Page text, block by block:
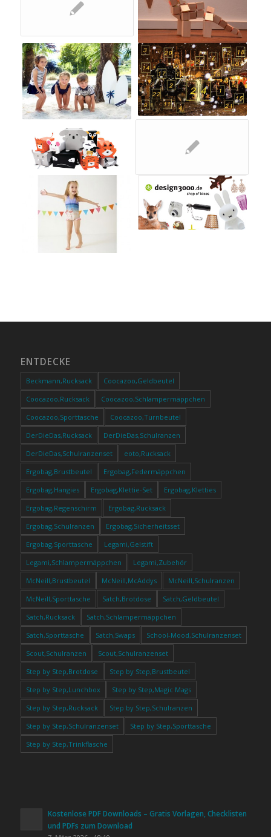
ENTDECKE
Beckmann,Rucksack
Coocazoo,Geldbeutel
Coocazoo,Rucksack
Coocazoo,Schlampermäppchen
Coocazoo,Sporttasche
Coocazoo,Turnbeutel
DerDieDas,Rucksack
DerDieDas,Schulranzen
DerDieDas,Schulranzenset
eoto,Rucksack
Ergobag,Brustbeutel
Ergobag,Federmäppchen
Ergobag,Hangies
Ergobag,Klettie-Set
Ergobag,Kletties
Ergobag,Regenschirm
Ergobag,Rucksack
Ergobag,Schulranzen
Ergobag,Sicherheitsset
Ergobag,Sporttasche
Legami,Gelstift
Legami,Schlampermäppchen
Legami,Zubehör
McNeill,Brustbeutel
McNeill,McAddys
McNeill,Schulranzen
McNeill,Sporttasche
Satch,Brotdose
Satch,Geldbeutel
Satch,Rucksack
Satch,Schlampermäppchen
Satch,Sporttasche
Satch,Swaps
School-Mood,Schulranzenset
Scout,Schulranzen
Scout,Schulranzenset
Step by Step,Brotdose
Step by Step,Brustbeutel
Step by Step,Lunchbox
Step by Step,Magic Mags
Step by Step,Rucksack
Step by Step,Schulranzen
Step by Step,Schulranzenset
Step by Step,Sporttasche
Step by Step,Trinkflasche
Kostenlose PDF Downloads – Gratis Vorlagen, Checklisten
und PDFs zum Download